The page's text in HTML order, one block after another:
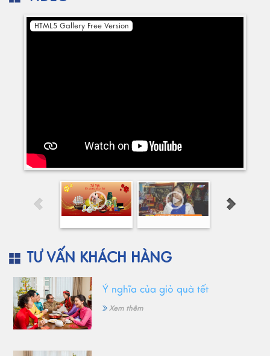
HTML5 Gallery Free Version
TƯ VẤN KHÁCH HÀNG
Ý nghĩa của giỏ quà tết
Xem thêm